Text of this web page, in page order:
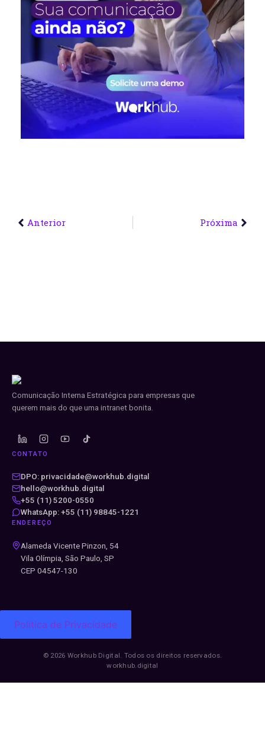
Anterior Próxima
Comunicação Interna Estratégica para empresas que
querem mais do que uma intranet bonita.
CONTATO
DPO: privacidade@workhub.digital
hello@workhub.digital
+55 (11) 5200-0550
WhatsApp: +55 (11) 98845-1221
ENDEREÇO
Alameda Vicente Pinzon, 54
Vila Olímpia, São Paulo, SP
CEP 04547-130
Politica de Privacidade
© 2026 Workhub Digital. Todos os direitos reservados.
workhub.digital